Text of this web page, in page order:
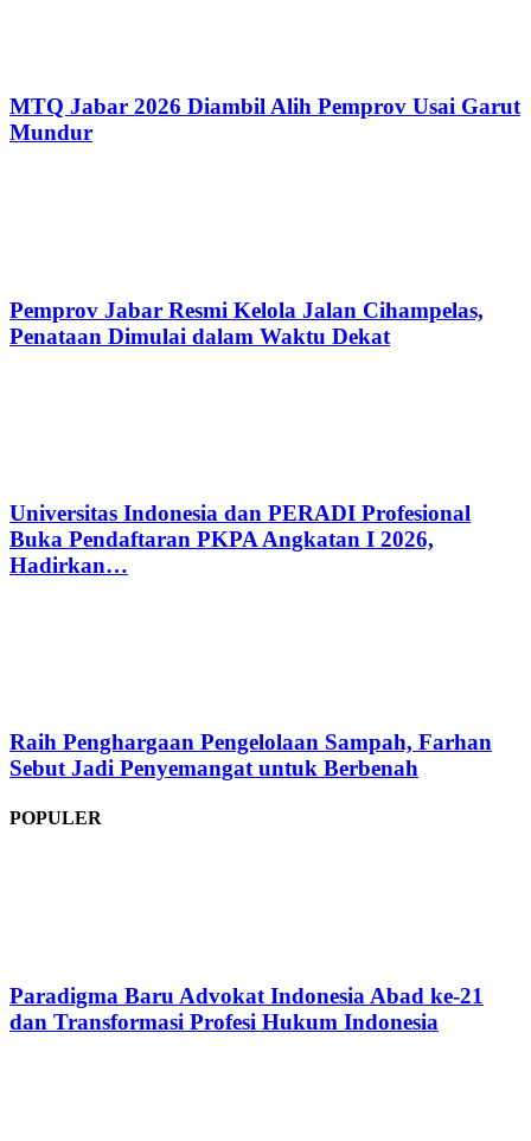
MTQ Jabar 2026 Diambil Alih Pemprov Usai Garut
Mundur
Pemprov Jabar Resmi Kelola Jalan Cihampelas,
Penataan Dimulai dalam Waktu Dekat
Universitas Indonesia dan PERADI Profesional
Buka Pendaftaran PKPA Angkatan I 2026,
Hadirkan…
Raih Penghargaan Pengelolaan Sampah, Farhan
Sebut Jadi Penyemangat untuk Berbenah
POPULER
Paradigma Baru Advokat Indonesia Abad ke-21
dan Transformasi Profesi Hukum Indonesia